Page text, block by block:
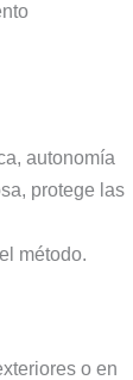
autonomía
protege las
método.
o en